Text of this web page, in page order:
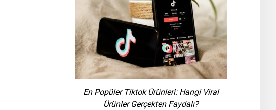
En Popüler Tiktok Ürünleri: Hangi Viral
Ürünler Gerçekten Faydalı?